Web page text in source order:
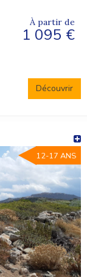
À partir de
1 095 €
Découvrir
12-17 ANS